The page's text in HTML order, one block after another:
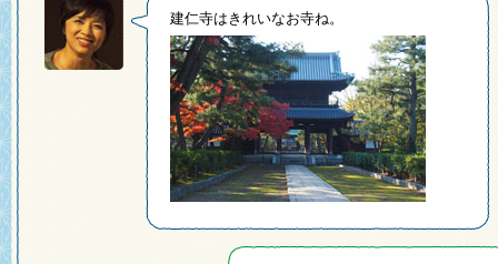
建仁寺はきれいなお寺ね。